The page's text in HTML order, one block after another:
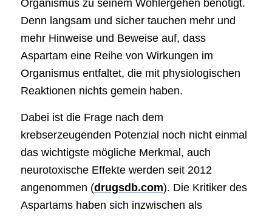
Organismus zu seinem Wohlergehen benötigt.
Denn langsam und sicher tauchen mehr und
mehr Hinweise und Beweise auf, dass
Aspartam eine Reihe von Wirkungen im
Organismus entfaltet, die mit physiologischen
Reaktionen nichts gemein haben.
Dabei ist die Frage nach dem
krebserzeugenden Potenzial noch nicht einmal
das wichtigste mögliche Merkmal, auch
neurotoxische Effekte werden seit 2012
angenommen (drugsdb.com). Die Kritiker des
Aspartams haben sich inzwischen als